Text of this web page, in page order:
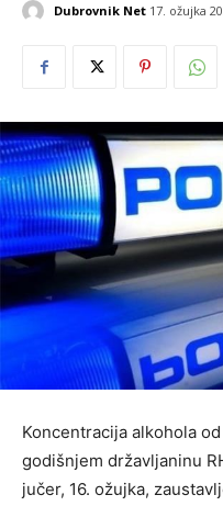
Dubrovnik Net 17. ožujka
Koncentracija alkohola
godišnjem državljaninu
jučer, 16. ožujka,